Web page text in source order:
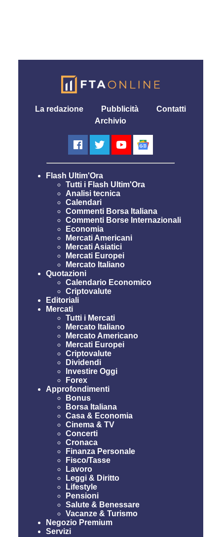
La redazione Pubblicità
Contatti
Archivio
Flash Ultim'Ora
Tutti i Flash Ultim'Ora
Analisi tecnica
Calendari
Commenti Borsa Italiana
Commenti Borse Internazionali
Economia
Mercati Americani
Mercati Asiatici
Mercati Europei
Mercato Italiano
Quotazioni
Calendario Economico
Criptovalute
Editoriali
Mercati
Tutti i Mercati
Mercato Italiano
Mercato Americano
Mercati Europei
Criptovalute
Dividendi
Investire Oggi
Forex
Approfondimenti
Bonus
Borsa Italiana
Casa & Economia
Cinema & TV
Concerti
Cronaca
Finanza Personale
Fisco/Tasse
Lavoro
Leggi & Diritto
Lifestyle
Pensioni
Salute & Benessare
Vacanze & Turismo
Negozio Premium
Servizi